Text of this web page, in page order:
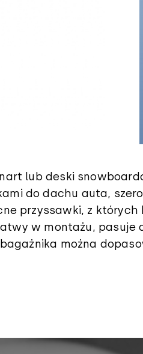
lub deski
do dachu auta,
przyssawki, z których
w montażu, pasuje
można